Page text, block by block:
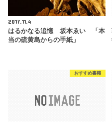
2017.11.4
はるかなる追憶 坂本ゑい 「本
当の硫黄島からの手紙」
おすすめ書籍